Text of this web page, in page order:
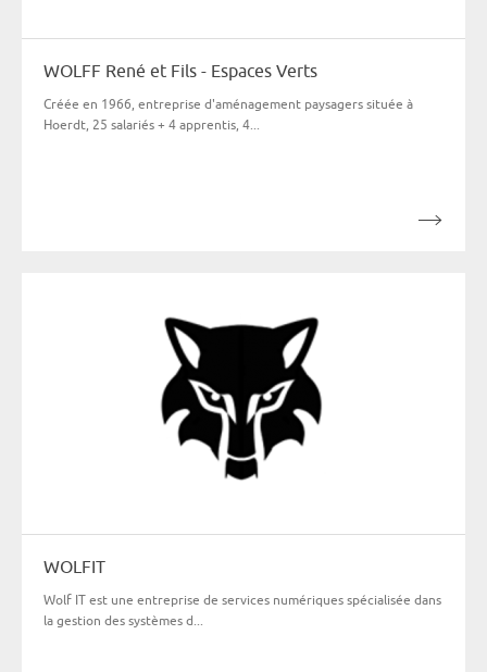
WOLFF René et Fils - Espaces Verts
Créée en 1966, entreprise d'aménagement paysagers située à
Hoerdt, 25 salariés + 4 apprentis, 4...
WOLFIT
Wolf IT est une entreprise de services numériques spécialisée dans
la gestion des systèmes d...